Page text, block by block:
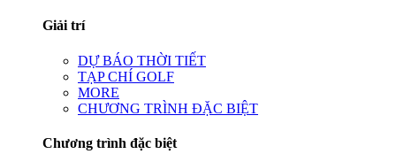
Giải trí
DỰ BÁO THỜI TIẾT
TẠP CHÍ GOLF
MORE
CHƯƠNG TRÌNH ĐẶC BIỆT
Chương trình đặc biệt